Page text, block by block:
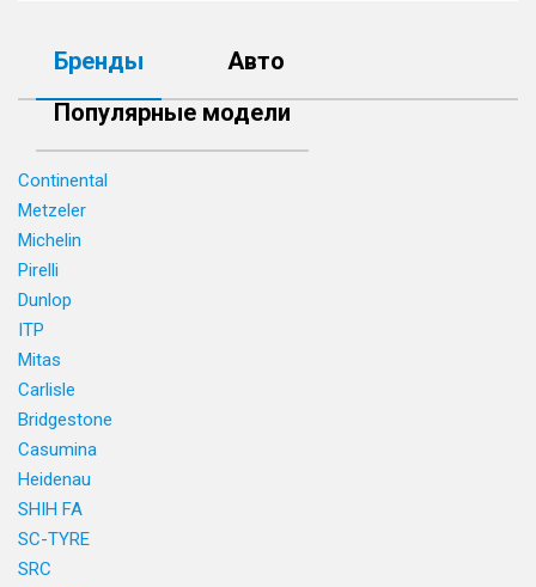
Бренды
Авто
Популярные модели
Continental
Metzeler
Michelin
Pirelli
Dunlop
ITP
Mitas
Carlisle
Bridgestone
Casumina
Heidenau
SHIH FA
SC-TYRE
SRC